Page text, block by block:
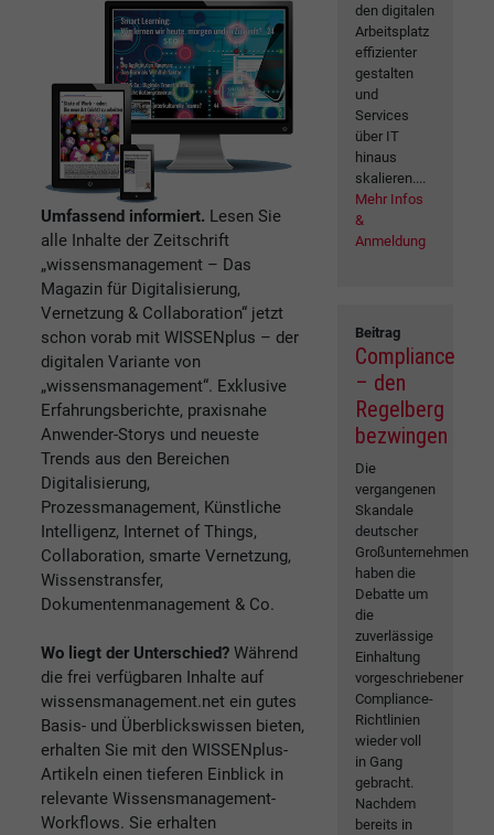
Umfassend informiert. Lesen Sie
alle Inhalte der Zeitschrift
„wissensmanagement – Das
Magazin für Digitalisierung,
Vernetzung & Collaboration“ jetzt
schon vorab mit WISSENplus – der
digitalen Variante von
„wissensmanagement“. Exklusive
Erfahrungsberichte, praxisnahe
Anwender-Storys und neueste
Trends aus den Bereichen
Digitalisierung,
Prozessmanagement, Künstliche
Intelligenz, Internet of Things,
Collaboration, smarte Vernetzung,
Wissenstransfer,
Dokumentenmanagement & Co.
Wo liegt der Unterschied? Während
die frei verfügbaren Inhalte auf
wissensmanagement.net ein gutes
Basis- und Überblickswissen bieten,
erhalten Sie mit den WISSENplus-
Artikeln einen tieferen Einblick in
relevante Wissensmanagement-
Workflows. Sie erhalten
den digitalen
Arbeitsplatz
effizienter
gestalten
und
Services
über IT
hinaus
skalieren....
Mehr Infos
&
Anmeldung
Beitrag
Compliance
– den
Regelberg
bezwingen
Die
vergangenen
Skandale
deutscher
Großunternehmen
haben die
Debatte um
die
zuverlässige
Einhaltung
vorgeschriebener
Compliance-
Richtlinien
wieder voll
in Gang
gebracht.
Nachdem
bereits in